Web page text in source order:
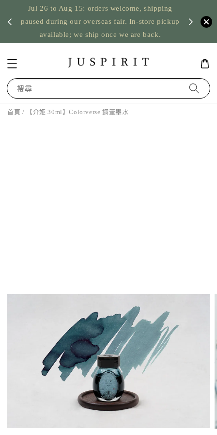
Jul 26 to Aug 15: orders welcome, shipping
paused during our overseas fair. In-store pickup
available; we ship once we are back.
US
搜尋
首頁 / 【介姬 30ml】Colorverse 鋼筆墨水